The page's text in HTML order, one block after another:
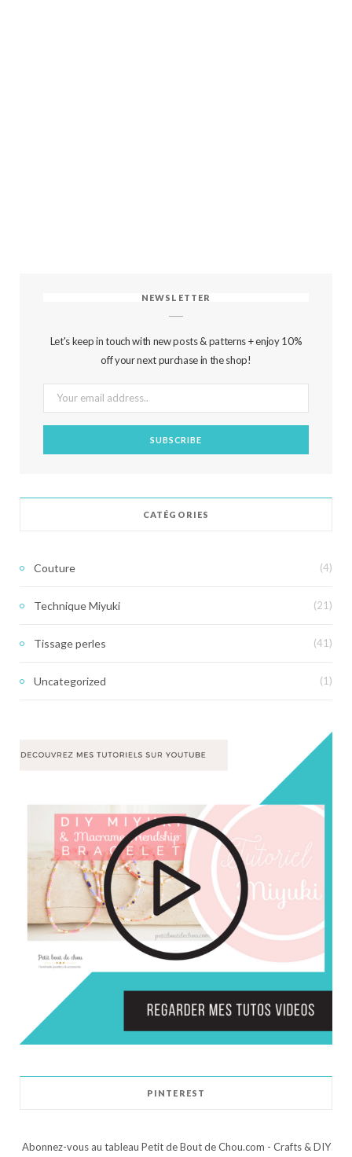
NEWSLETTER
Let's keep in touch with new posts & patterns + enjoy 10%
off your next purchase in the shop!
CATÉGORIES
Couture (4)
Technique Miyuki (21)
Tissage perles (41)
Uncategorized (1)
PINTEREST
Abonnez-vous au tableau Petit de Bout de Chou.com - Crafts & DIY